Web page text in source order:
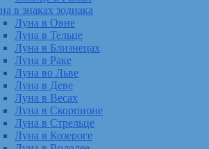
в знаках зодиака
Луна в Овне
Луна в Тельце
Луна в Близнецах
Луна в Раке
Луна во Льве
Луна в Деве
Луна в Весах
Луна в Скорпионе
Луна в Стрельце
Луна в Козероге